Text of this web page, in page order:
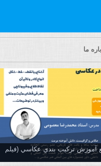
ما
آموزش تركيب بندي عكاسي (فیلم